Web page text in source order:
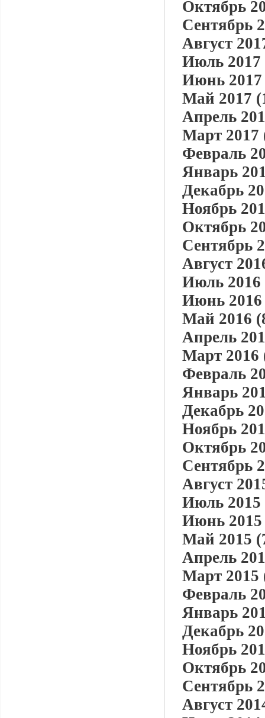
Октябрь
Сентябрь
Август
Июль 2017
Июнь 2017
Май 2017
Апрель
Март 2017
Февраль
Январь
Декабрь
Ноябрь
Октябрь
Сентябрь
Август
Июль 2016
Июнь 2016
Май 2016
Апрель
Март 2016
Февраль
Январь
Декабрь
Ноябрь
Октябрь
Сентябрь
Август
Июль 2015
Июнь 2015
Май 2015
Апрель
Март 2015
Февраль
Январь
Декабрь
Ноябрь
Октябрь
Сентябрь
Август